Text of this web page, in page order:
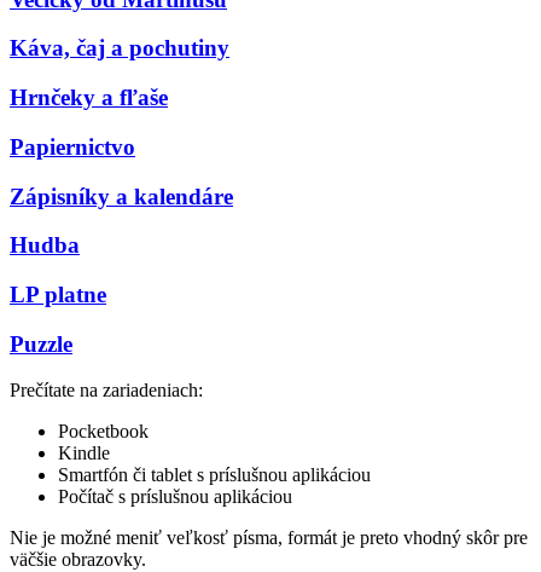
Káva, čaj a pochutiny
Hrnčeky a fľaše
Papiernictvo
Zápisníky a kalendáre
Hudba
LP platne
Puzzle
Prečítate na zariadeniach:
Pocketbook
Kindle
Smartfón či tablet s príslušnou aplikáciou
Počítač s príslušnou aplikáciou
Nie je možné meniť veľkosť písma, formát je preto vhodný skôr pre
väčšie obrazovky.